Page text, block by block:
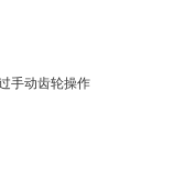
手动齿轮操作